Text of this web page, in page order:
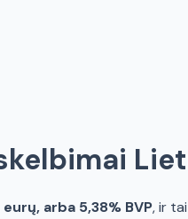
arba 5,38% BVP, ir